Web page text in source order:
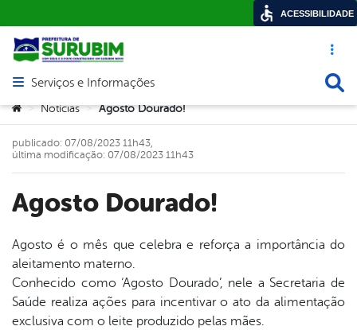
Acesso
Abrir menu principal de navegação
Serviços e Informações
Você está aqui:
> Notícias > Agosto Dourado!
Agosto Dourado!
publicado: 07/08/2023 11h43,
última modificação: 07/08/2023 11h43
Agosto é o mês que celebra e reforça a importância do
aleitamento materno.
Conhecido como ‘Agosto Dourado’, nele a Secretaria de
Saúde realiza ações para incentivar o ato da alimentação
exclusiva com o leite produzido pelas mães.
ACESSIBILIDADE